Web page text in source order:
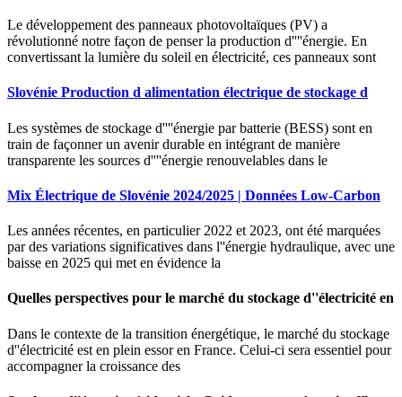
Le développement des panneaux photovoltaïques (PV) a
révolutionné notre façon de penser la production d''''énergie. En
convertissant la lumière du soleil en électricité, ces panneaux sont
Slovénie Production d alimentation électrique de stockage d
Les systèmes de stockage d''''énergie par batterie (BESS) sont en
train de façonner un avenir durable en intégrant de manière
transparente les sources d''''énergie renouvelables dans le
Mix Électrique de Slovénie 2024/2025 | Données Low-Carbon
Les années récentes, en particulier 2022 et 2023, ont été marquées
par des variations significatives dans l''énergie hydraulique, avec une
baisse en 2025 qui met en évidence la
Quelles perspectives pour le marché du stockage d''électricité en
Dans le contexte de la transition énergétique, le marché du stockage
d''électricité est en plein essor en France. Celui-ci sera essentiel pour
accompagner la croissance des